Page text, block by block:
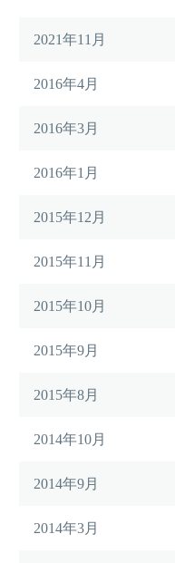
2021年11月
2016年4月
2016年3月
2016年1月
2015年12月
2015年11月
2015年10月
2015年9月
2015年8月
2014年10月
2014年9月
2014年3月